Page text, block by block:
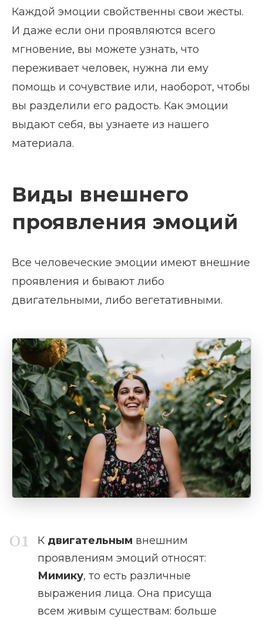
Каждой эмоции свойственны свои жесты.
И даже если они проявляются всего
мгновение, вы можете узнать, что
переживает человек, нужна ли ему
помощь и сочувствие или, наоборот, чтобы
вы разделили его радость. Как эмоции
выдают себя, вы узнаете из нашего
материала.
Виды внешнего
проявления эмоций
Все человеческие эмоции имеют внешние
проявления и бывают либо
двигательными, либо вегетативными.
К двигательным внешним
проявлениям эмоций относят:
Мимику, то есть различные
выражения лица. Она присуща
всем живым существам: больше